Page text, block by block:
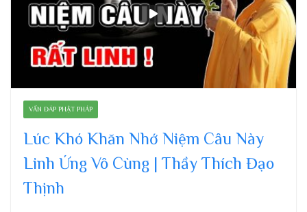
VẤN ĐÁP PHẬT PHÁP
Lúc Khó Khăn Nhớ Niệm Câu Này
Linh Ứng Vô Cùng | Thầy Thích Đạo
Thịnh